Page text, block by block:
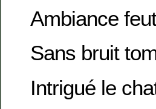
Ambiance
Sans bruit
Intrigué le